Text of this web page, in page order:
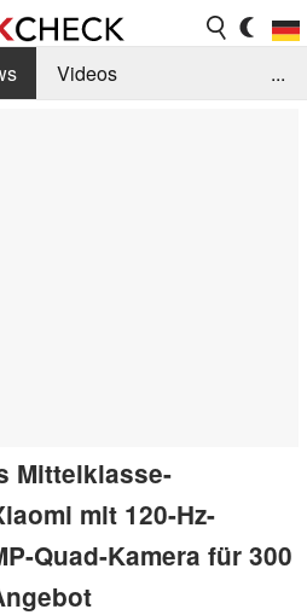
Videos
...
Mittelklasse-
mit 120-Hz-
Quad-Kamera für 300